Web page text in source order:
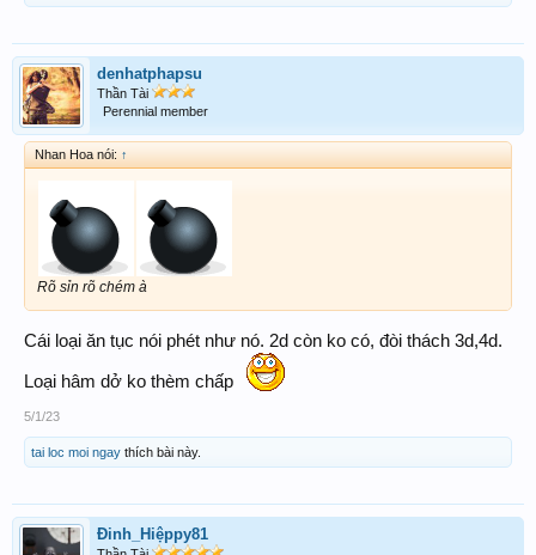
denhatphapsu
Thần Tài
Perennial member
Nhan Hoa nói: ↑
Rõ sỉn rõ chém à
Cái loại ăn tục nói phét như nó. 2d còn ko có, đòi thách 3d,4d.
Loại hâm dở ko thèm chấp
5/1/23
tai loc moi ngay thích bài này.
Đinh_Hiệppy81